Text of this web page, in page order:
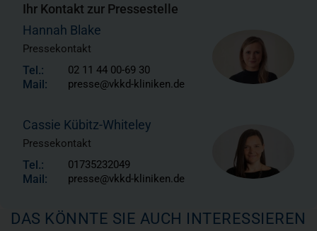
Ihr Kontakt zur Pressestelle
Hannah Blake
Pressekontakt
Tel.: 02 11 44 00-69 30
Mail: presse@vkkd-kliniken.de
Cassie Kübitz-Whiteley
Pressekontakt
Tel.: 01735232049
Mail: presse@vkkd-kliniken.de
DAS KÖNNTE SIE AUCH INTERESSIEREN